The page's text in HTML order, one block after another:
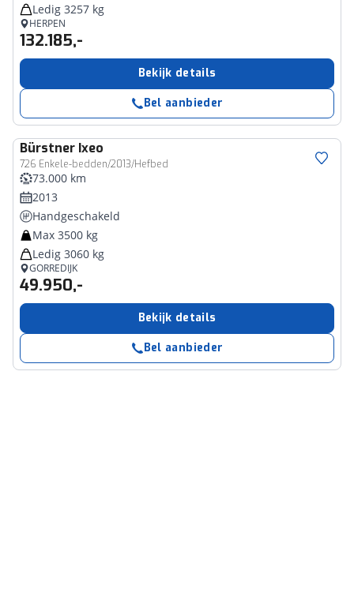
Ledig 3257 kg
HERPEN
132.185,-
Bekijk details
Bel aanbieder
Bürstner Ixeo
726 Enkele-bedden/2013/Hefbed
73.000 km
2013
Handgeschakeld
Max 3500 kg
Ledig 3060 kg
GORREDIJK
49.950,-
Bekijk details
Bel aanbieder